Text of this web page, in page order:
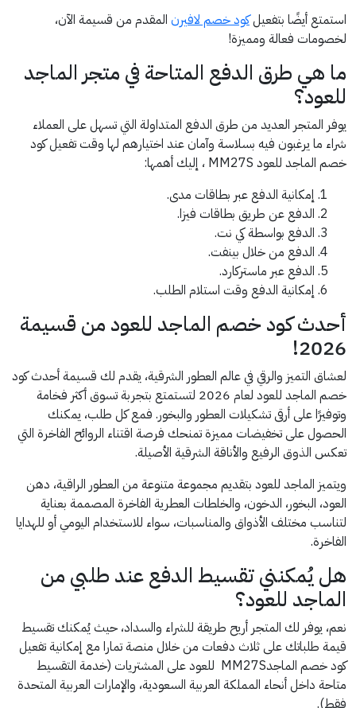
استمتع أيضًا بتفعيلكود خصم لافيرن المقدم من قسيمة الآن،
لخصومات فعالة ومميزة!
ما هي طرق الدفع المتاحة في متجر الماجد
للعود؟
يوفر المتجر العديد من طرق الدفع المتداولة التي تسهل على العملاء
شراء ما يرغبون فيه بسلاسة وآمان عند اختيارهم لها وقت تفعيل كود
خصم الماجد للعود MM27S ، إليك أهمها:
إمكانية الدفع عبر بطاقات مدى.
الدفع عن طريق بطاقات فيزا.
الدفع بواسطة كي نت.
الدفع من خلال بينفت.
الدفع عبر ماستركارد.
إمكانية الدفع وقت استلام الطلب.
أحدث كود خصم الماجد للعود من قسيمة
2026!
لعشاق التميز والرقي في عالم العطور الشرقية، يقدم لك قسيمة أحدث كود
خصم الماجد للعود لعام 2026 لتستمتع بتجربة تسوق أكثر فخامة
وتوفيرًا على أرقى تشكيلات العطور والبخور. فمع كل طلب، يمكنك
الحصول على تخفيضات مميزة تمنحك فرصة اقتناء الروائح الفاخرة التي
تعكس الذوق الرفيع والأناقة الشرقية الأصيلة.
ويتميز الماجد للعود بتقديم مجموعة متنوعة من العطور الراقية، دهن
العود، البخور، الدخون، والخلطات العطرية الفاخرة المصممة بعناية
لتناسب مختلف الأذواق والمناسبات، سواء للاستخدام اليومي أو للهدايا
الفاخرة.
هل يُمكنني تقسيط الدفع عند طلبي من
الماجد للعود؟
نعم، يوفر لك المتجر أريح طريقة للشراء والسداد، حيث يُمكنك تقسيط
قيمة طلباتك على ثلاث دفعات من خلال منصة تمارا مع إمكانية تفعيل
كود خصم الماجدMM27S للعود على المشتريات (خدمة التقسيط
متاحة داخل أنحاء المملكة العربية السعودية، والإمارات العربية المتحدة